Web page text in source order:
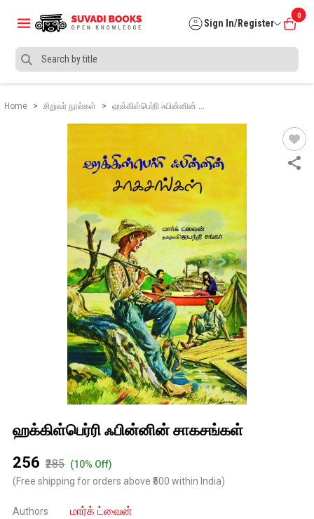
Sign In/Register
0
Home சிறுவர் நூல்கள் ஹக்கிள்பெர்ரி ஃபின்னின் …
ஹக்கிள்பெர்ரி ஃபின்னின் சாகசங்கள்
₹256 ₹285 (10% Off)
(Free shipping for orders above ₹500 within India)
Authors மார்க் ட்வைன்